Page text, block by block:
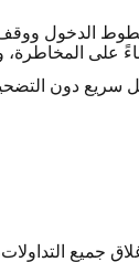
سريع دون